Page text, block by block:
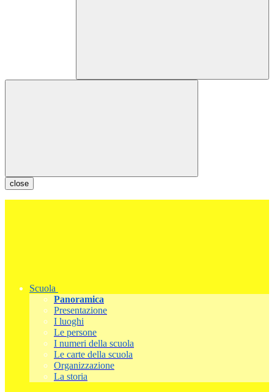
close
Scuola
Panoramica
Presentazione
I luoghi
Le persone
I numeri della scuola
Le carte della scuola
Organizzazione
La storia